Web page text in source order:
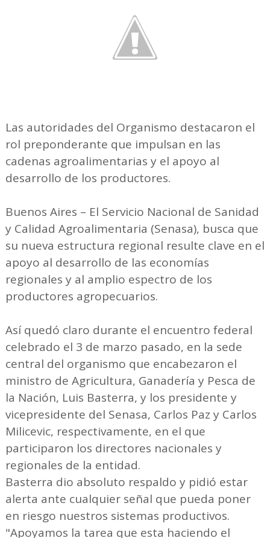
Las autoridades del Organismo destacaron el
rol preponderante que impulsan en las
cadenas agroalimentarias y el apoyo al
desarrollo de los productores.
Buenos Aires – El Servicio Nacional de Sanidad
y Calidad Agroalimentaria (Senasa), busca que
su nueva estructura regional resulte clave en el
apoyo al desarrollo de las economías
regionales y al amplio espectro de los
productores agropecuarios.
Así quedó claro durante el encuentro federal
celebrado el 3 de marzo pasado, en la sede
central del organismo que encabezaron el
ministro de Agricultura, Ganadería y Pesca de
la Nación, Luis Basterra, y los presidente y
vicepresidente del Senasa, Carlos Paz y Carlos
Milicevic, respectivamente, en el que
participaron los directores nacionales y
regionales de la entidad.
Basterra dio absoluto respaldo y pidió estar
alerta ante cualquier señal que pueda poner
en riesgo nuestros sistemas productivos.
"Apoyamos la tarea que esta haciendo el